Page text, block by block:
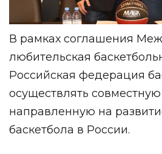
В рамках соглашения
любительская
Российская федерация
осуществлять
направленную на
баскетбола в России.